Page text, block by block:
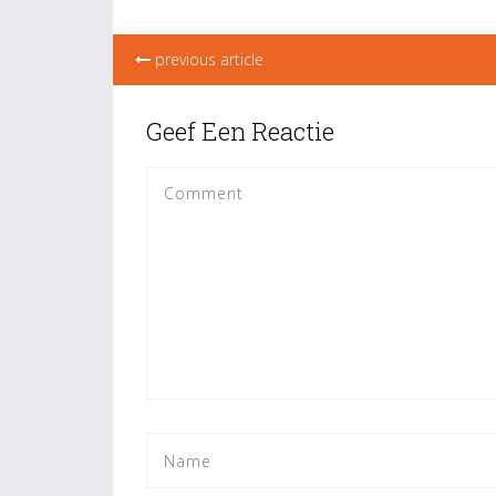
previous article
Geef Een Reactie